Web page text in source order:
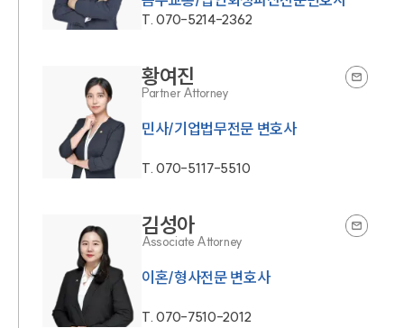
T.070-5214-2362
황여진
Partner Attorney
민사/기업법무전문 변호사
T.070-5117-5510
김성아
Associate Attorney
이혼/형사전문 변호사
T.070-7510-2012